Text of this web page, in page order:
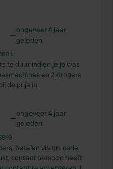
—ongeveer 4 jaar
geleden
te duur indien je je was
en 2 drogers
de prijs in
—ongeveer 4 jaar
geleden
betalen via qr- code
contact persoon heeft